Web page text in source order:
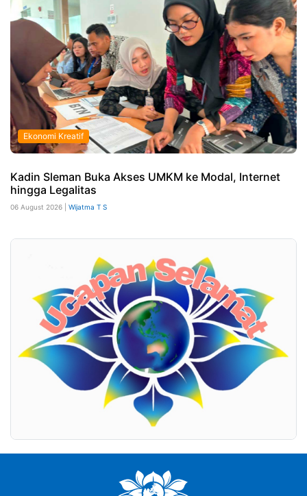
Ekonomi Kreatif
Kadin Sleman Buka Akses UMKM ke Modal, Internet
hingga Legalitas
06 August 2026 | Wijatma T S